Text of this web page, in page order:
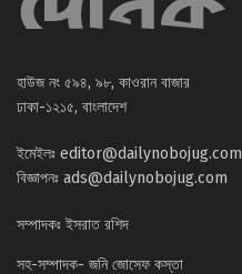
হাউজ নং ৫৯৪, ৯৮, কাওরান বাজার
ঢাকা-১২১৫, বাংলাদেশ
ইমেইলঃ editor@dailynobojug.com
বিজ্ঞাপনঃ ads@dailynobojug.com
সম্পাদকঃ ইসরাত রশিদ
সহ-সম্পাদক- জনি জোসেফ কস্তা